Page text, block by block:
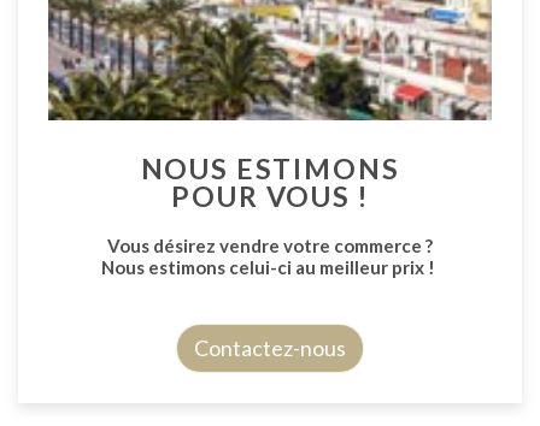
NOUS ESTIMONS
POUR VOUS !
Vous désirez vendre votre commerce ?
Nous estimons celui-ci au meilleur prix !
Contactez-nous